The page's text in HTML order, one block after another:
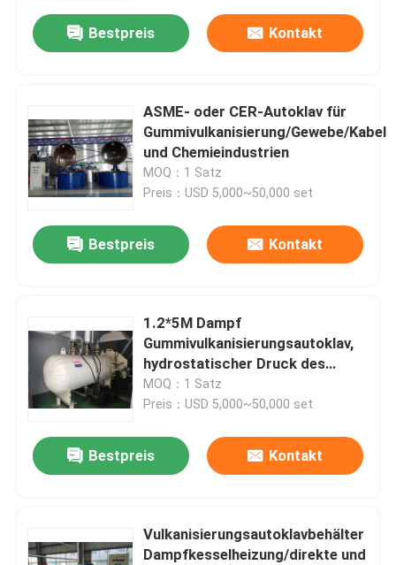
Bestpreis Kontakt
ASME- oder CER-Autoklav für
Gummivulkanisierung/Gewebe/Kabel
und Chemieindustrien
MOQ：1 Satz
Preis：USD 5,000~50,000 set
Bestpreis Kontakt
1.2*5M Dampf
Gummivulkanisierungsautoklav,
hydrostatischer Druck des
industriellen Autoklavs
MOQ：1 Satz
Preis：USD 5,000~50,000 set
Bestpreis Kontakt
Vulkanisierungsautoklavbehälter
Dampfkesselheizung/direkte und